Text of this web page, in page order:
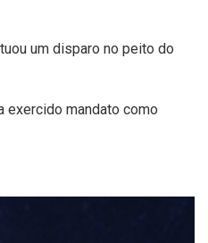
um disparo no peito do
exercido mandato como